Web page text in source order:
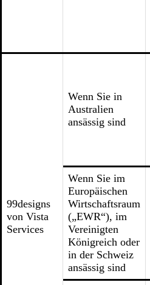
99designs
von Vista
Services
Wenn Sie in
Australien
ansässig sind
Wenn Sie im
Europäischen
Wirtschaftsraum
(„EWR“), im
Vereinigten
Königreich oder
in der Schweiz
ansässig sind